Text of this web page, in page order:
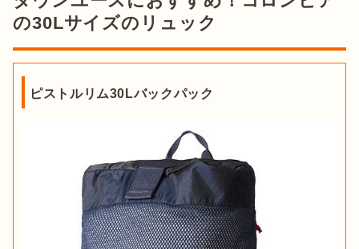
の30Lサイズのリュック
ピストルリム30Lバックパック